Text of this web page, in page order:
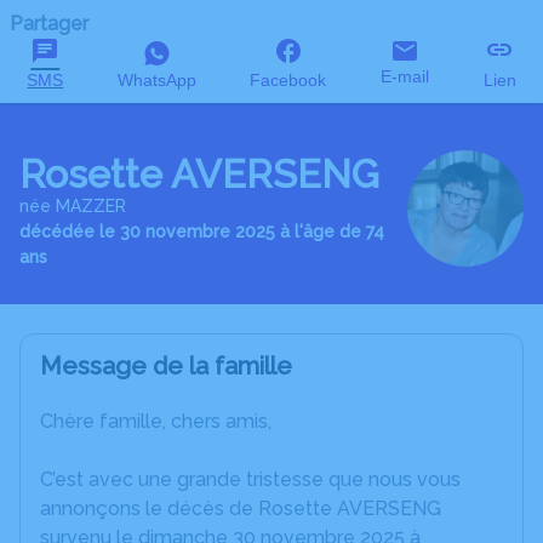
Partager
SMS WhatsApp Facebook E-mail Lien
Rosette AVERSENG
née MAZZER
décédée le 30 novembre 2025 à l'âge de 74
ans
Message de la famille
Chère famille, chers amis,
C’est avec une grande tristesse que nous vous
annonçons le décès de Rosette AVERSENG
survenu le dimanche 30 novembre 2025 à